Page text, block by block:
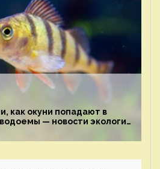
как окуни попадают в
— новости экологии